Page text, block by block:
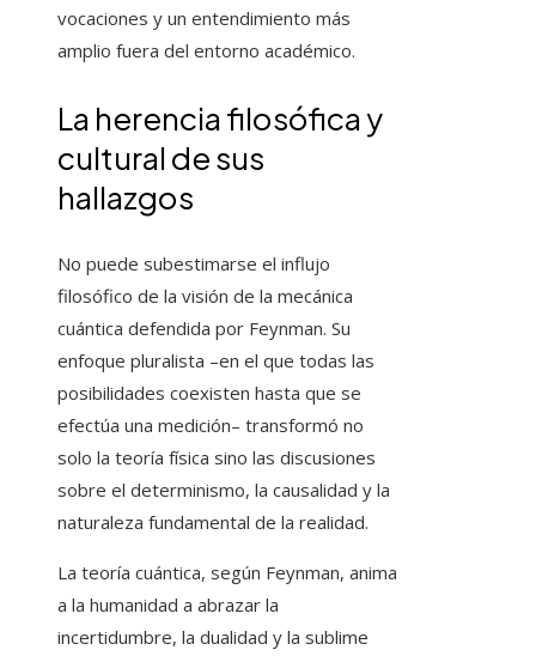
vocaciones y un entendimiento más
amplio fuera del entorno académico.
La herencia filosófica y
cultural de sus
hallazgos
No puede subestimarse el influjo
filosófico de la visión de la mecánica
cuántica defendida por Feynman. Su
enfoque pluralista –en el que todas las
posibilidades coexisten hasta que se
efectúa una medición– transformó no
solo la teoría física sino las discusiones
sobre el determinismo, la causalidad y la
naturaleza fundamental de la realidad.
La teoría cuántica, según Feynman, anima
a la humanidad a abrazar la
incertidumbre, la dualidad y la sublime